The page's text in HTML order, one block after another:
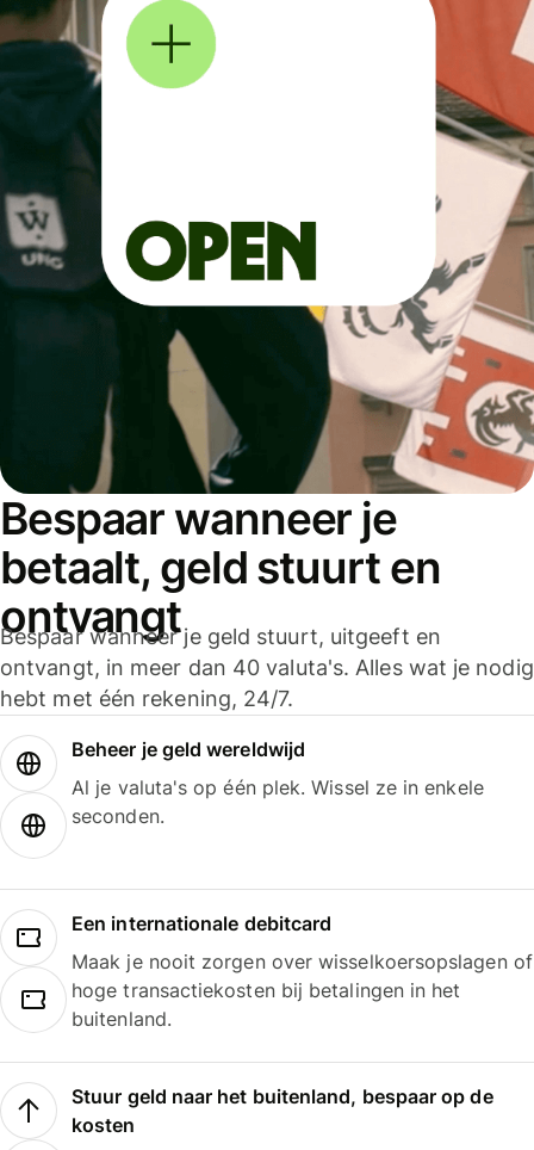
Bespaar wanneer je
betaalt, geld stuurt en
ontvangt
Bespaar wanneer je geld stuurt, uitgeeft en
ontvangt, in meer dan 40 valuta's. Alles wat je nodig
hebt met één rekening, 24/7.
Beheer je geld wereldwijd
Al je valuta's op één plek. Wissel ze in enkele
seconden.
Een internationale debitcard
Maak je nooit zorgen over wisselkoersopslagen of
hoge transactiekosten bij betalingen in het
buitenland.
Stuur geld naar het buitenland, bespaar op de
kosten